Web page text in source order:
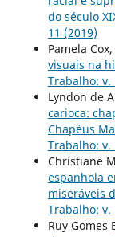
do século
11 (2019)
Pamela Cox,
visuais na
Trabalho: v.
Lyndon de
carioca:
Chapéus
Trabalho: v.
Christiane
espanhola
miseráveis
Trabalho: v.
Ruy Gomes